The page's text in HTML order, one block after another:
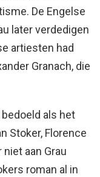
De Engelse
later verdedigen
artiesten had
Granach, die
als het
Stoker, Florence
aan Grau
roman al in